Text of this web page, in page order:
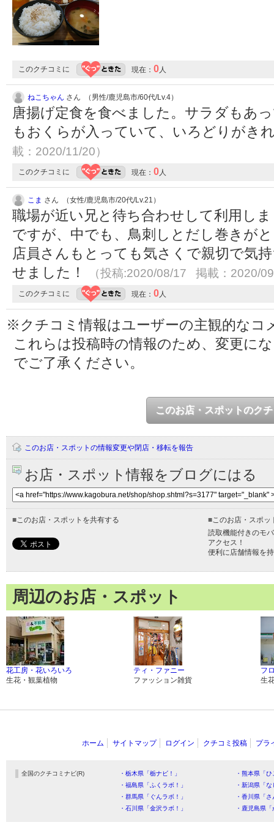
このクチコミに 現在： 0人
ねこちゃん さん （男性/鹿児島市/60代/Lv.4）
唐揚げ定食を食べました。サラダもあ
もおくらが入っていて、いろどりがき
載：2020/11/20）
このクチコミに 現在： 0人
こま さん （女性/鹿児島市/20代/Lv.21）
職場が近い兄と待ち合わせして利用し
ですが、中でも、鳥刺しとだし巻きが
店員さんもとっても気さくで親切で気
せました！
（投稿:2020/08/17 掲載：2020/
このクチコミに 現在： 0人
※クチコミ情報はユーザーの主観的なコ
これらは投稿時の情報のため、変更に
でご了承ください。
このお店・スポットのク
このお店・スポットの情報変更や閉店・移転を報告
お店・スポット情報をブログにはる
■このお店・スポットを共有する ■このお店・スポッ
読取機能付きのモ
アクセス！
便利に店舗情報を
周辺のお店・スポット
花工房・花いろいろ
生花・観葉植物
ティ・ファニー
ファッション雑貨
フ
生
ホーム サイトマップ ログイン クチコミ投稿 プラ
全国のクチコミナビ(R) ・栃木県「栃ナビ！」
・熊本県「
・福島県「ふくラボ！」
・新潟県「
・群馬県「ぐんラボ！」
・香川県「
・石川県「金沢ラボ！」
・鹿児島県